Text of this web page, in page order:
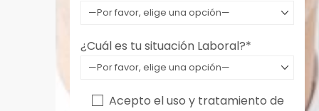
¿Cuál es tu situación Laboral?*
Acepto el uso y tratamiento de